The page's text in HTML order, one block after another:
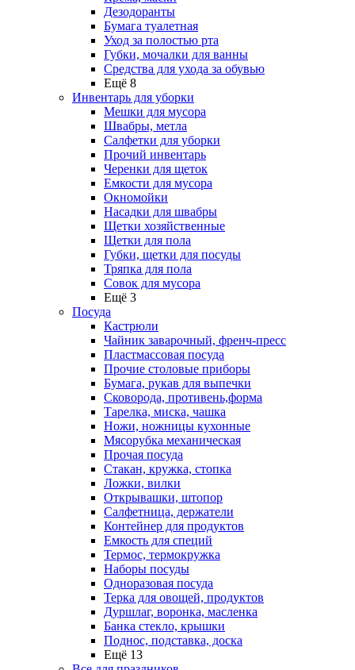
Дезодоранты
Бумага туалетная
Уход за полостью рта
Губки, мочалки для ванны
Средства для ухода за обувью
Ещё 8
Инвентарь для уборки
Мешки для мусора
Швабры, метла
Салфетки для уборки
Прочий инвентарь
Черенки для щеток
Емкости для мусора
Окномойки
Насадки для швабры
Щетки хозяйственные
Щетки для пола
Губки, щетки для посуды
Тряпка для пола
Совок для мусора
Ещё 3
Посуда
Кастрюли
Чайник заварочный, френч-пресс
Пластмассовая посуда
Прочие столовые приборы
Бумага, рукав для выпечки
Сковорода, противень,форма
Тарелка, миска, чашка
Ножи, ножницы кухонные
Мясорубка механическая
Прочая посуда
Стакан, кружка, стопка
Ложки, вилки
Открывашки, штопор
Салфетница, держатели
Контейнер для продуктов
Емкость для специй
Термос, термокружка
Наборы посуды
Одноразовая посуда
Терка для овощей, продуктов
Дуршлаг, воронка, масленка
Банка стекло, крышки
Поднос, подставка, доска
Ещё 13